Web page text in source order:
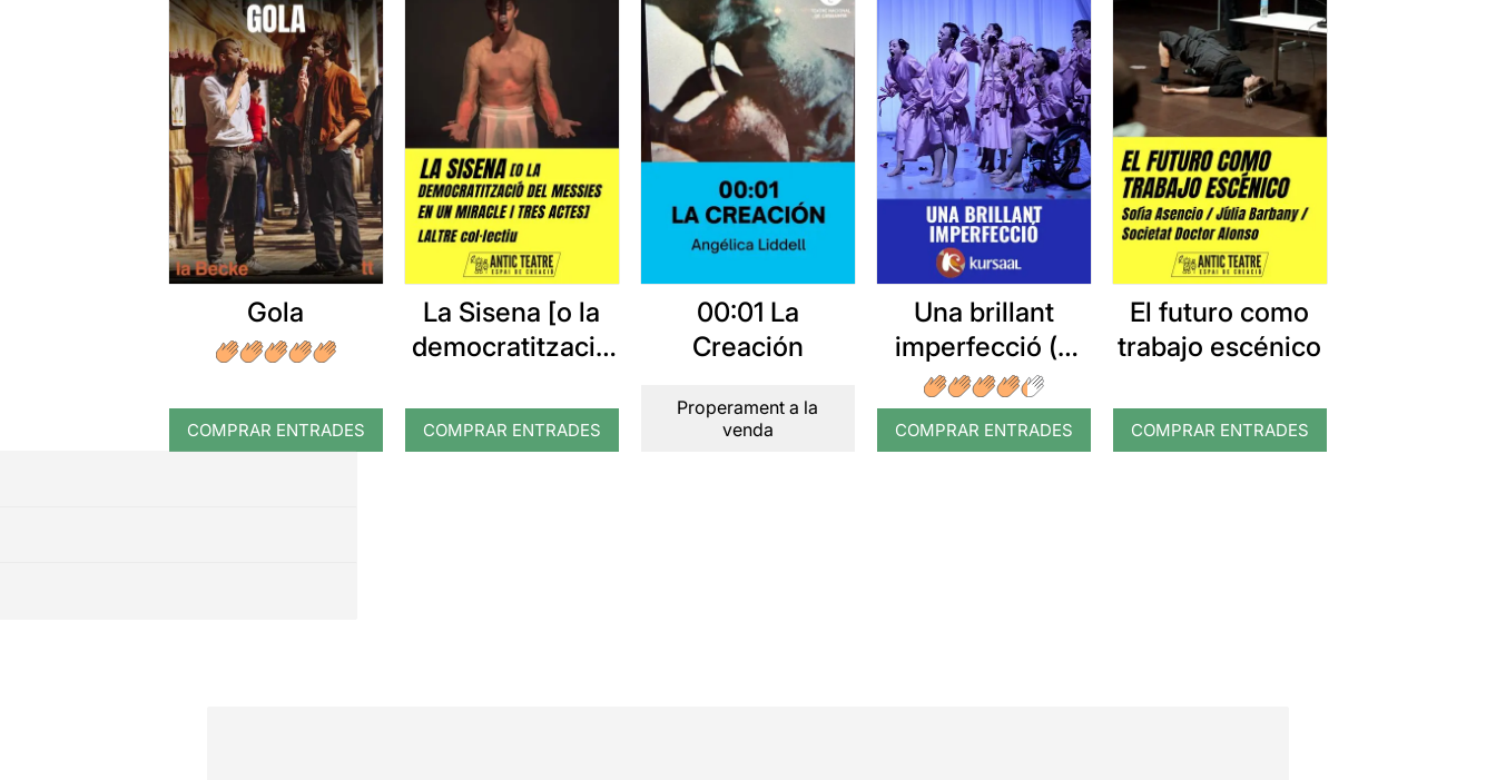
Gola
COMPRAR ENTRADES
La Sisena [o la
democratització
un miracle i tres
actes]
COMPRAR ENTRADES
00:01 La
Creación
Properament a la
venda
Una brillant
imperfecció (o
mort d'un
pianista)
COMPRAR ENTRADES
El futuro como
trabajo escénico
COMPRAR ENTRADES